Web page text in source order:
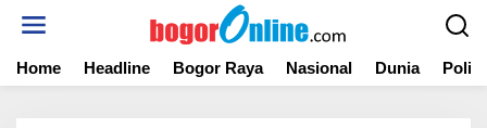
t
Home Headline Bogor Raya Nasional Dunia